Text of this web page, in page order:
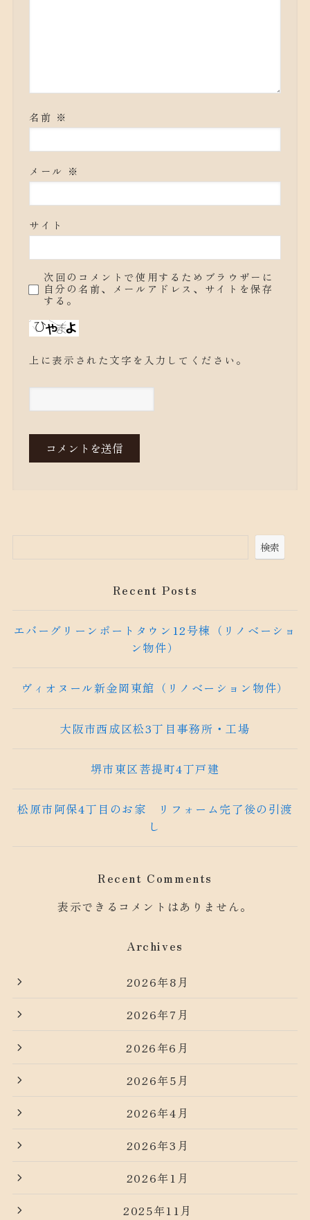
名前 ※
メール ※
サイト
次回のコメントで使用するためブラウザーに
自分の名前、メールアドレス、サイトを保存
する。
上に表示された文字を入力してください。
検索
Recent Posts
エバーグリーンポートタウン12号棟（リノベーショ
ン物件）
ヴィオヌール新金岡東館（リノベーション物件）
大阪市西成区松3丁目事務所・工場
堺市東区菩提町4丁戸建
松原市阿保4丁目のお家 リフォーム完了後の引渡
し
Recent Comments
表示できるコメントはありません。
Archives
2026年8月
2026年7月
2026年6月
2026年5月
2026年4月
2026年3月
2026年1月
2025年11月